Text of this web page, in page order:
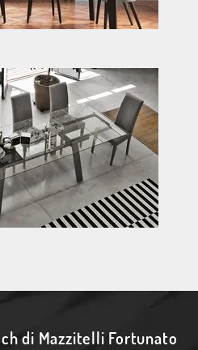
di Mazzitelli Fortunato